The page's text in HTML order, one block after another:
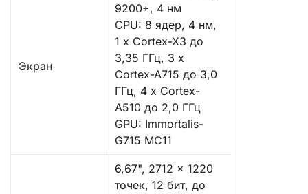
Экран
9200+, 4 нм
CPU: 8 ядер, 4 нм,
1 x Cortex-X3 до
3,35 ГГц, 3 x
Cortex-A715 до 3,0
ГГц, 4 x Cortex-
A510 до 2,0 ГГц
GPU: Immortalis-
G715 MC11
6,67", 2712 x 1220
точек, 12 бит, до